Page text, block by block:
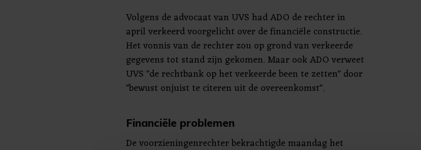
Volgens de advocaat van UVS had ADO de rechter in
april verkeerd voorgelicht over de financiële constructie.
Het vonnis van de rechter zou op grond van verkeerde
gegevens tot stand zijn gekomen. Maar ook ADO verweet
UVS "de rechtbank op het verkeerde been te zetten" door
"bewust onjuist te citeren uit de overeenkomst".
Financiële problemen
De voorzieningenrechter bekrachtigde maandag het